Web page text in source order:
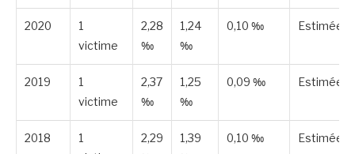
2020
1
victime
2,28
‰
1,24
‰
0,10 ‰ Estimée
2019
1
victime
2,37
‰
1,25
‰
0,09 ‰ Estimée
2018
1
2,29
1,39
0,10 ‰ Estimée